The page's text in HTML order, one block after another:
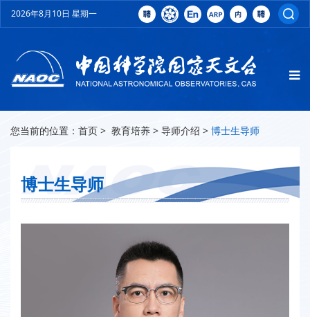
2026年8月10日 星期一
您当前的位置： 首页 > 教育培养 > 导师介绍 > 博士生导师
博士生导师